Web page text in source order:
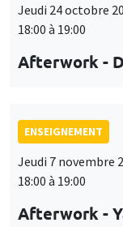
Jeudi 24 octobre
18:00 à 19:00
Afterwork -
ENSEIGNEMENT
Jeudi 7 novembre
18:00 à 19:00
Afterwork -